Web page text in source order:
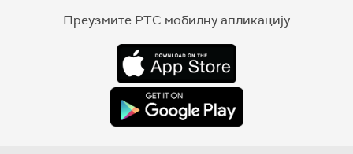
Преузмите РТС мобилну апликацију